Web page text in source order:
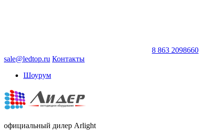
8 863 2098660
sale@ledtop.ru Контакты
Шоурум
официальный дилер Arlight